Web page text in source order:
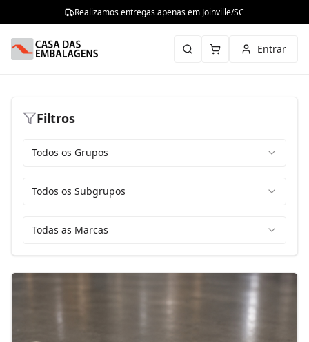
Realizamos entregas apenas em Joinville/SC
Entrar
Filtros
Todos os Grupos
Todos os Subgrupos
Todas as Marcas